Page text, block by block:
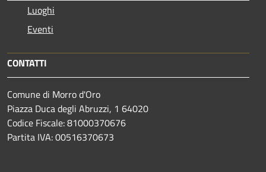
Luoghi
Eventi
CONTATTI
Comune di Morro d'Oro
Piazza Duca degli Abruzzi, 1 64020
Codice Fiscale: 81000370676
Partita IVA: 00516370673